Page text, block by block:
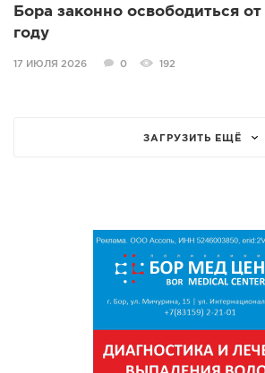
Бора законно освободиться
году
17 ИЮЛЯ 2026 0 192
ЗАГРУЗИТЬ ЕЩЁ